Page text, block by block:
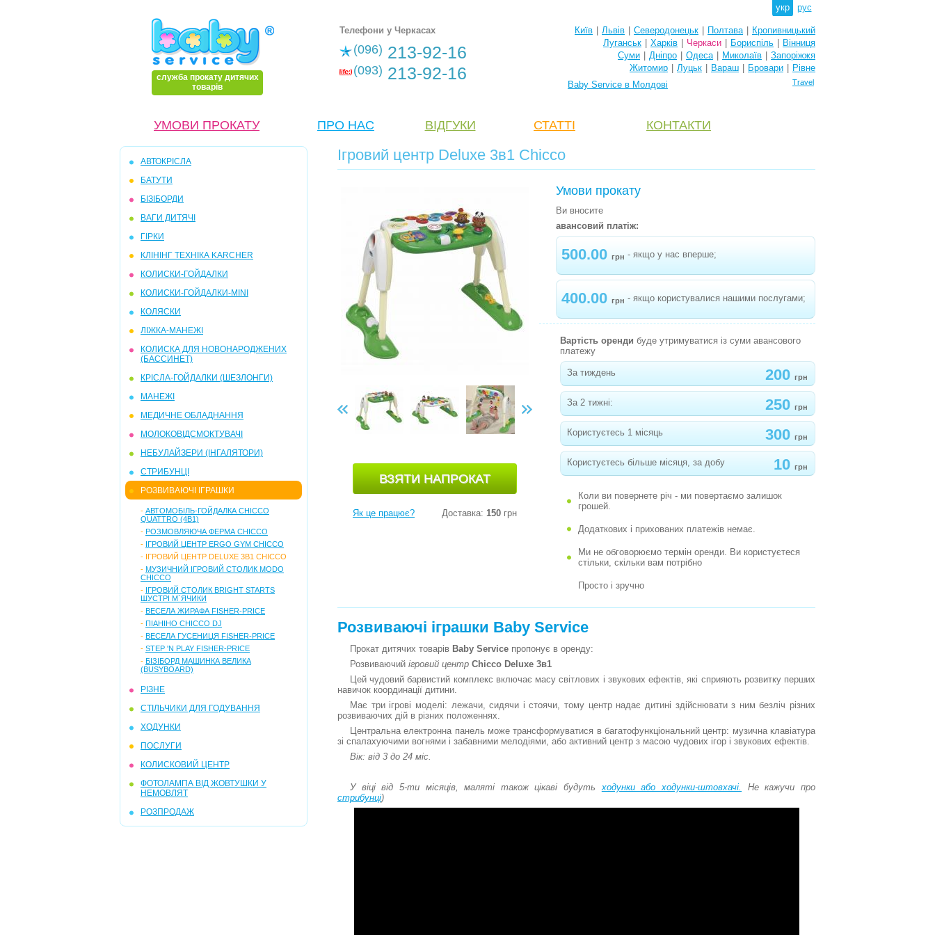
укр рус
служба прокату дитячих
товарів
Телефони у Черкасах
(096) 213-92-16
(093) 213-92-16
Київ Львів Северодонецьк Полтава
Кропивницький
Луганськ
Харків Черкаси Бориспіль
Вінниця
Суми
Дніпро Одеса Миколаїв
Запоріжжя
Житомир
Луцьк Вараш Бровари
Рівне
Baby Service в Молдові
Travel
УМОВИ ПРОКАТУ ПРО НАС ВІДГУКИ СТАТТІ КОНТАКТИ
АВТОКРІСЛА
БАТУТИ
БІЗІБОРДИ
ВАГИ ДИТЯЧІ
ГІРКИ
КЛІНІНГ ТЕХНІКА KARCHER
КОЛИСКИ-ГОЙДАЛКИ
КОЛИСКИ-ГОЙДАЛКИ-MINI
КОЛЯСКИ
ЛІЖКА-МАНЕЖІ
КOЛИСКА ДЛЯ НОВОНАРОДЖЕНИХ
(БАССИНЕТ)
КРІСЛА-ГОЙДАЛКИ (ШЕЗЛОНГИ)
МАНЕЖІ
МЕДИЧНЕ ОБЛАДНАННЯ
МОЛОКОВІДСМОКТУВАЧІ
НЕБУЛАЙЗЕРИ (ІНГАЛЯТОРИ)
СТРИБУНЦІ
РОЗВИВАЮЧІ ІГРАШКИ
- АВТОМОБІЛЬ-ГОЙДАЛКА CHICCO
QUATTRO (4В1)
- РОЗМОВЛЯЮЧА ФЕРМА CHICCO
- ІГРОВИЙ ЦЕНТР ERGO GYM CHICCO
- ІГРОВИЙ ЦЕНТР DELUXE 3В1 CHICCO
- МУЗИЧНИЙ ІГРОВИЙ СТОЛИК MODO
CHICCO
- ІГРОВИЙ СТОЛИК BRIGHT STARTS
ШУСТРІ М`ЯЧИКИ
- ВЕСЕЛА ЖИРАФА FISHER-PRICE
- ПІАНІНО CHICCO DJ
- ВЕСЕЛА ГУСЕНИЦЯ FISHER-PRICE
- STEP 'N PLAY FISHER-PRICE
- БІЗІБОРД МАШИНКА ВЕЛИКА
(BUSYBOARD)
РІЗНЕ
СТІЛЬЧИКИ ДЛЯ ГОДУВАННЯ
ХОДУНКИ
ПОСЛУГИ
КОЛИСКОВИЙ ЦЕНТР
ФОТОЛАМПА ВІД ЖОВТУШКИ У
НЕМОВЛЯТ
РОЗПРОДАЖ
Ігровий центр Deluxe 3в1 Chicco
Як це працює? Доставка: 150 грн
Умови прокату
Ви вносите
авансовий платіж:
500.00 грн - якщо у нас вперше;
400.00 грн - якщо користувалися нашими послугами;
Вартість оренди буде утримуватися із суми авансового
платежу
За тиждень 200 грн
За 2 тижні: 250 грн
Користуєтесь 1 місяць 300 грн
Користуєтесь більше місяця, за добу 10 грн
Коли ви повернете річ - ми повертаємо залишок
грошей.
Додаткових і прихованих платежів немає.
Ми не обговорюємо термін оренди. Ви користуєтеся
стільки, скільки вам потрібно
Просто і зручно
Розвиваючі іграшки Baby Service
Прокат дитячих товарів Baby Service пропонує в оренду:
Розвиваючий ігровий центр Chicco Deluxe 3в1
Цей чудовий барвистий комплекс включає масу світлових і звукових ефектів, які сприяють розвитку перших
навичок координації дитини.
Має три ігрові моделі: лежачи, сидячи і стоячи, тому центр надає дитині здійснювати з ним безліч різних
розвиваючих дій в різних положеннях.
Центральна електронна панель може трансформуватися в багатофункціональний центр: музична клавіатура
зі спалахуючими вогнями і забавними мелодіями, або активний центр з масою чудових ігор і звукових ефектів.
Вік: від 3 до 24 міс.
У віці від 5-ти місяців, маляті також цікаві будутьходунки або ходунки-штовхачі.
Не кажучи про
стрибунці)